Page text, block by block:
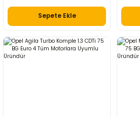
Sepete Ekle